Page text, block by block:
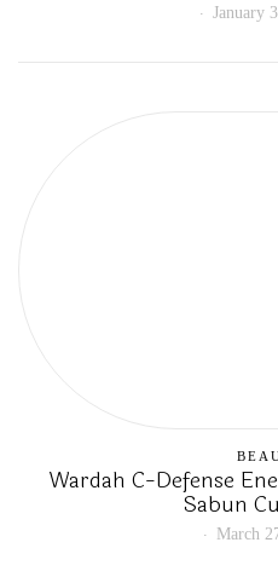
January
Wardah C-Defense
Sabun
March